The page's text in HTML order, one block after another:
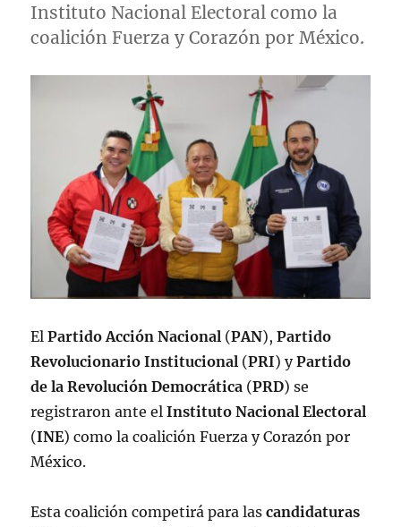
Instituto Nacional Electoral como la
coalición Fuerza y Corazón por México.
ElPartido Acción Nacional (PAN),Partido
Revolucionario Institucional (PRI) yPartido
de la Revolución Democrática (PRD) se
registraron ante elInstituto Nacional Electoral
(INE) como la coalición Fuerza y Corazón por
México.
Esta coalición competirá para lascandidaturas